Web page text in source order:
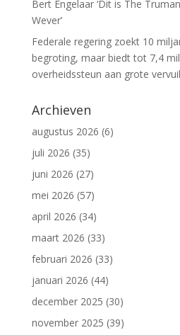
Bert Engelaar ‘Dit is The
Wever’
Federale regering zoekt 10
begroting, maar biedt tot 7,4
overheidssteun aan grote
Archieven
augustus 2026 (6)
juli 2026 (35)
juni 2026 (27)
mei 2026 (57)
april 2026 (34)
maart 2026 (33)
februari 2026 (33)
januari 2026 (44)
december 2025 (30)
november 2025 (39)